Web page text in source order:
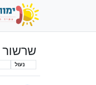
שרשור
נעול